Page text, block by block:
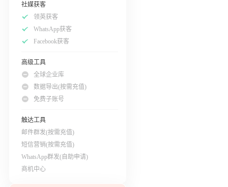
社媒获客
领英获客
WhatsApp获客
Facebook获客
高级工具
全球企业库
数据导出(按需充值)
免费子账号
触达工具
邮件群发(按需充值)
短信营销(按需充值)
WhatsApp群发(自助申请)
商机中心